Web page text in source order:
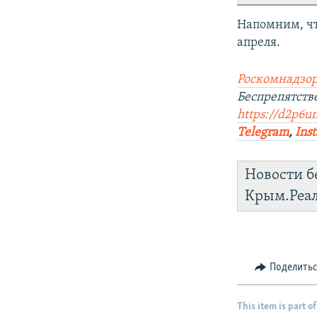
Напомним,
апреля.
https://
Telegram,
Новости
This item is part of